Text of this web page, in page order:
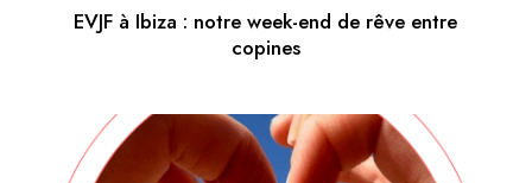
EVJF à Ibiza : notre week-end de rêve entre
copines